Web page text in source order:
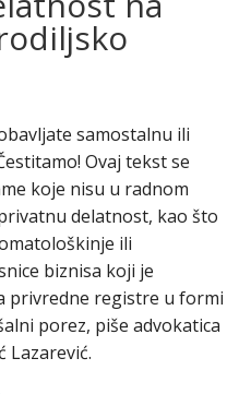
samostalnu ili
Ovaj tekst se
koje nisu u radnom
delatnost, kao što
ili
biznisa koji je
privredne registre u formi
porez, piše advokatica
Lazarević.